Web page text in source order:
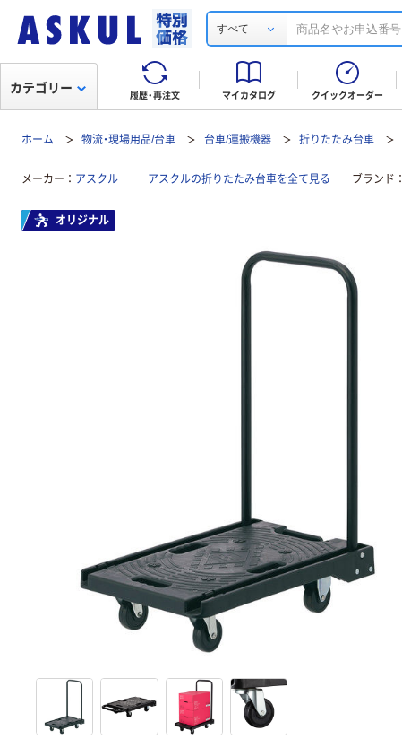
すべて
履歴・再注文 マイカタログ クイックオーダー
カテゴリー
ホーム 物流・現場用品/台車 台車/運搬機器 折りたたみ台車
メーカー アスクル アスクルの折りたたみ台車を全て見る ブランド
オリジナル